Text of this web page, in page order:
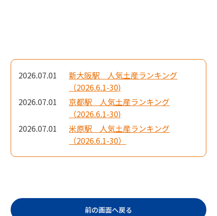
2026.07.01
新大阪駅 人気土産ランキング
（2026.6.1-30)
2026.07.01
京都駅 人気土産ランキング
（2026.6.1-30)
2026.07.01
米原駅 人気土産ランキング
（2026.6.1-30）
前の画面へ戻る